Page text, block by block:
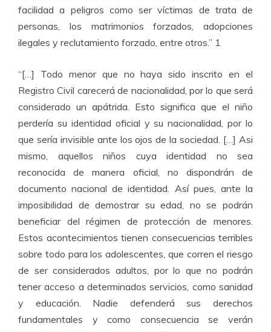
facilidad a peligros como ser víctimas de trata de
personas, los matrimonios forzados, adopciones
ilegales y reclutamiento forzado, entre otros.” 1
“[…] Todo menor que no haya sido inscrito en el
Registro Civil carecerá de nacionalidad, por lo que será
considerado un apátrida. Esto significa que el niño
perdería su identidad oficial y su nacionalidad, por lo
que sería invisible ante los ojos de la sociedad. […] Asi
mismo, aquellos niños cuya identidad no sea
reconocida de manera oficial, no dispondrán de
documento nacional de identidad. Así pues, ante la
imposibilidad de demostrar su edad, no se podrán
beneficiar del régimen de protección de menores.
Estos acontecimientos tienen consecuencias terribles
sobre todo para los adolescentes, que corren el riesgo
de ser considerados adultos, por lo que no podrán
tener acceso a determinados servicios, como sanidad
y educación. Nadie defenderá sus derechos
fundamentales y como consecuencia se verán